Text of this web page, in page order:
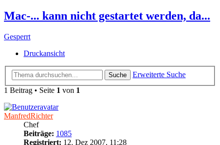
Mac-... kann nicht gestartet werden, da...
Gesperrt
Druckansicht
Suche
Erweiterte Suche
1 Beitrag • Seite 1 von 1
ManfredRichter
Chef
Beiträge: 1085
Registriert: 12. Dez 2007, 11:28